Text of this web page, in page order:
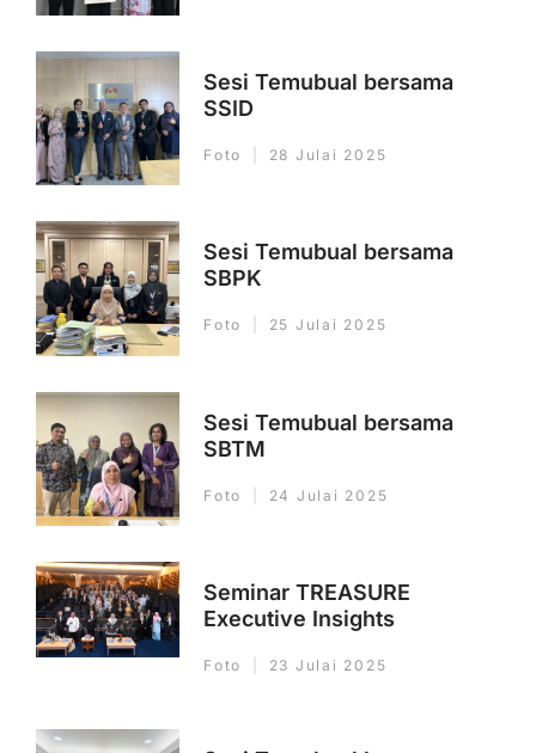
Sesi Temubual bersama
SSID
Foto 28 Julai 2025
Sesi Temubual bersama
SBPK
Foto 25 Julai 2025
Sesi Temubual bersama
SBTM
Foto 24 Julai 2025
Seminar TREASURE
Executive Insights
Foto 23 Julai 2025